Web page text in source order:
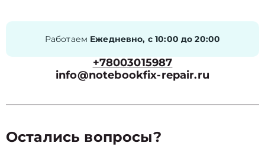
Работаем Ежедневно, с 10:00 до 20:00
+78003015987
info@notebookfix-repair.ru
Остались вопросы?